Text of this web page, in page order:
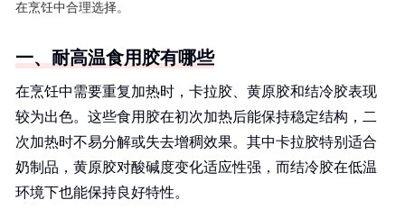
在烹饪中合理选择。
一、耐高温食用胶有哪些
在烹饪中需要重复加热时，卡拉胶、黄原胶和结冷胶表现
较为出色。这些食用胶在初次加热后能保持稳定结构，二
次加热时不易分解或失去增稠效果。其中卡拉胶特别适合
奶制品，黄原胶对酸碱度变化适应性强，而结冷胶在低温
环境下也能保持良好特性。